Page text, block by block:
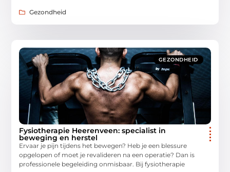
Gezondheid
GEZONDHEID
Fysiotherapie Heerenveen: specialist in
beweging en herstel
Ervaar je pijn tijdens het bewegen? Heb je een blessure
opgelopen of moet je revalideren na een operatie? Dan is
professionele begeleiding onmisbaar. Bij fysiotherapie